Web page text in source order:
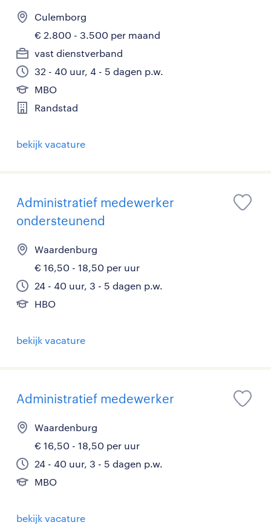
Culemborg
€ 2.800 - 3.500 per maand
vast dienstverband
32 - 40 uur, 4 - 5 dagen p.w.
MBO
Randstad
bekijk vacature
Administratief medewerker
ondersteunend
Waardenburg
€ 16,50 - 18,50 per uur
24 - 40 uur, 3 - 5 dagen p.w.
HBO
bekijk vacature
Administratief medewerker
Waardenburg
€ 16,50 - 18,50 per uur
24 - 40 uur, 3 - 5 dagen p.w.
MBO
bekijk vacature